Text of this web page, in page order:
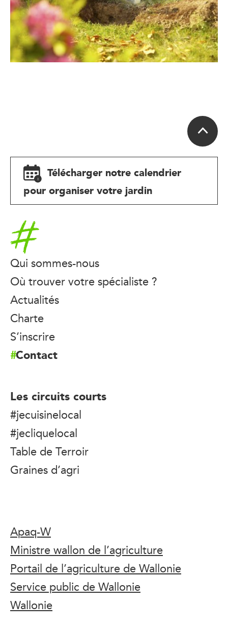
Télécharger notre calendrier
pour organiser votre jardin
Accueil
Qui sommes-nous
Où trouver votre spécialiste ?
Actualités
Charte
S’inscrire
Contact
Les circuits courts
#jecuisinelocal
#jecliquelocal
Table de Terroir
Graines d’agri
Apaq-W
Ministre wallon de l’agriculture
Portail de l’agriculture de Wallonie
Service public de Wallonie
Wallonie